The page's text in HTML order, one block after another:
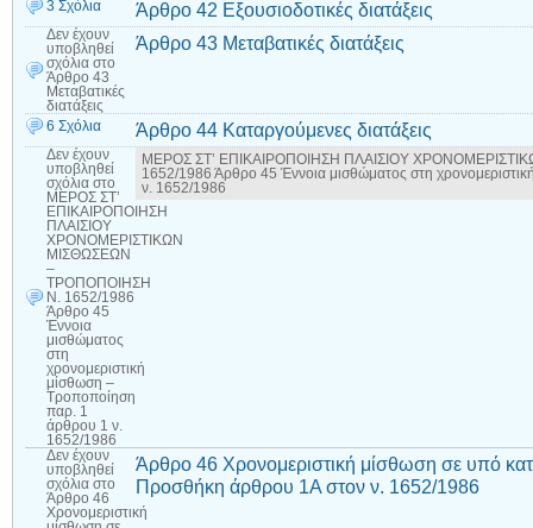
3 Σχόλια Άρθρο 42 Εξουσιοδοτικές διατάξεις
Δεν έχουν
υποβληθεί
σχόλια στο
Άρθρο 43
Μεταβατικές
διατάξεις
Άρθρο 43 Μεταβατικές διατάξεις
6 Σχόλια Άρθρο 44 Καταργούμενες διατάξεις
Δεν έχουν
υποβληθεί
σχόλια στο
ΜΕΡΟΣ ΣΤ’
ΕΠΙΚΑΙΡΟΠΟΙΗΣΗ
ΠΛΑΙΣΙΟΥ
ΧΡΟΝΟΜΕΡΙΣΤΙΚΩΝ
ΜΙΣΘΩΣΕΩΝ
–
ΤΡΟΠΟΠΟΙΗΣΗ
Ν. 1652/1986
Άρθρο 45
Έννοια
μισθώματος
στη
χρονομεριστική
μίσθωση –
Τροποποίηση
παρ. 1
άρθρου 1 ν.
1652/1986
ΜΕΡΟΣ ΣΤ’ ΕΠΙΚΑΙΡΟΠΟΙΗΣΗ ΠΛΑΙΣΙΟΥ
1652/1986 Άρθρο 45 Έννοια μισθώματος στη
ν. 1652/1986
Δεν έχουν
υποβληθεί
σχόλια στο
Άρθρο 46
Χρονομεριστική
Άρθρο 46 Χρονομεριστική μίσθωση σε υπό
Προσθήκη άρθρου 1Α στον ν. 1652/1986